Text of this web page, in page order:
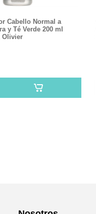
Cabello Normal a
y Té Verde 200 ml
Olivier